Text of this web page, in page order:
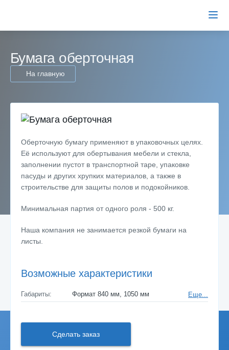
Бумага оберточная
На главную
Оберточную бумагу применяют в упаковочных целях.
Её используют для обертывания мебели и стекла,
заполнении пустот в транспортной таре, упаковке
пасуды и других хрупких материалов, а также в
строительстве для защиты полов и подокойников.
Минимальная партия от одного роля - 500 кг.
Наша компания не занимается резкой бумаги на
листы.
Возможные характеристики
Габариты: Формат 840 мм, 1050 мм Еще...
Сделать заказ